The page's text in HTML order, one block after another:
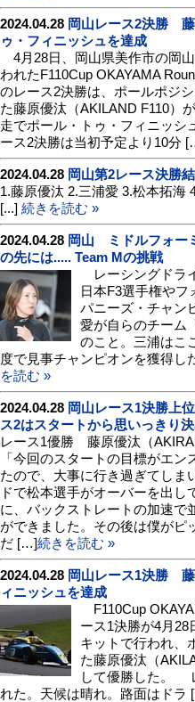
2024.04.28 岡山レース2決勝 藤
ゥ・フィニッシュを達成
4月28日、岡山県美作市の岡
われたF110Cup OKAYAMA
のレース2決勝は、ポールポジ
た藤原優汰（AKILAND F110）
走でポール・トゥ・フィニッ
ース2決勝は当初予定より10分
2024.04.28 岡山第2レース決勝
1.藤原優汰 2.三浦愛 3.松本拓海
[...] 続きを読む »
2024.04.28 岡山 ミドルフォー
の先には..... Team Mの挑戦
レーシングドラ
日本F3選手権やフ
パニーズ・チャン
愛が自らのチーム
のこと。三浦はこ
度で見事チャンピオンを獲得
を読む »
2024.04.28 岡山レース1決勝上
ス2はスタートから思いっきり決
レース1優勝 藤原優汰（
「今回のスタートの目標がエン
たので、大事に行き過ぎてしま
ドで松本選手がオーバーを出し
に、バックストレートの加速で
ができました。その後は僕がピ
だ […]続きを読む »
2024.04.28 岡山レース1決勝
ィニッシュを達成
F110Cup
ース1決勝が4月28
キットで行われ、
た藤原優汰（
して優勝した。
れた。天候は晴れ。路面はドラ